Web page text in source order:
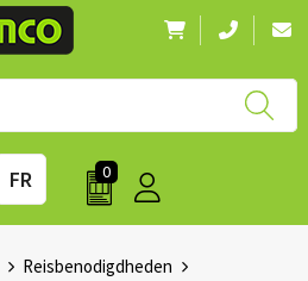
FR 0
Reisbenodigdheden